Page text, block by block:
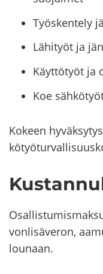
Työskentely
Lähityöt ja
Käyttötyöt ja
Koe
Ko­keen
von­li­sä­ve­ron,
lou­naan.